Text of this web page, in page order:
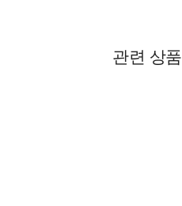
관련 상품